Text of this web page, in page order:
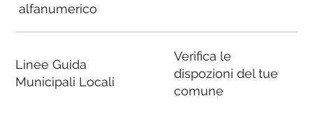
alfanumerico
Linee Guida
Municipali Locali
Verifica le
dispozioni del tue
comune